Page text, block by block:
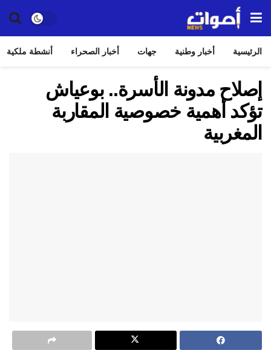
الرئيسية أخبار وطنية جهات أخبار الصحراء أنشطة ملكية
إصلاح مدونة الأسرة.. بوعياش
تؤكد أهمية خصوصية المقاربة
المغربية